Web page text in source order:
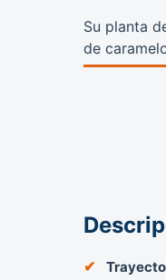
Su planta
de